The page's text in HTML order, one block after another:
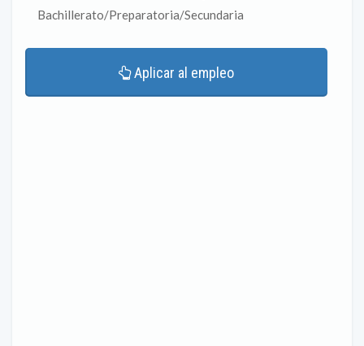
Bachillerato/Preparatoria/Secundaria
Aplicar al empleo